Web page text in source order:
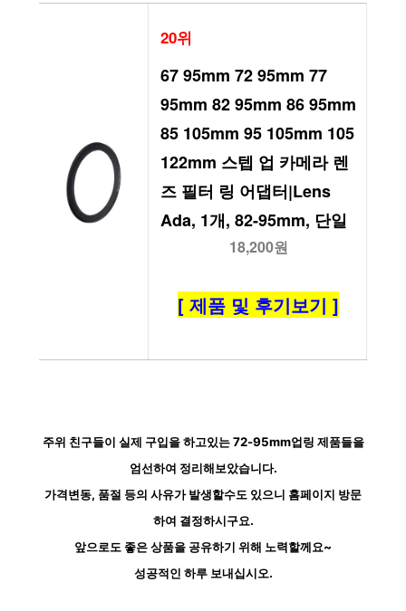
20위
67 95mm 72 95mm 77
95mm 82 95mm 86 95mm
85 105mm 95 105mm 105
122mm 스텝 업 카메라 렌
즈 필터 링 어댑터|Lens
Ada, 1개, 82-95mm, 단일
18,200원
[ 제품 및 후기보기 ]
주위 친구들이 실제 구입을 하고있는 72-95mm업링 제품들을
엄선하여 정리해보았습니다.
가격변동, 품절 등의 사유가 발생할수도 있으니 홈페이지 방문
하여 결정하시구요.
앞으로도 좋은 상품을 공유하기 위해 노력할께요~
성공적인 하루 보내십시오.